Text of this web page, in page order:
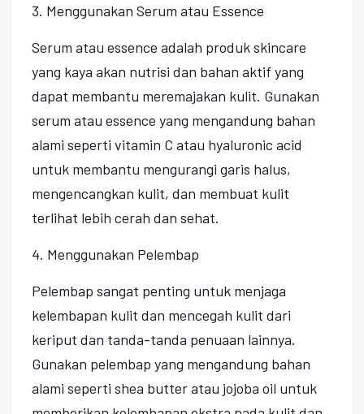
3. Menggunakan Serum atau Essence
Serum atau essence adalah produk skincare
yang kaya akan nutrisi dan bahan aktif yang
dapat membantu meremajakan kulit. Gunakan
serum atau essence yang mengandung bahan
alami seperti vitamin C atau hyaluronic acid
untuk membantu mengurangi garis halus,
mengencangkan kulit, dan membuat kulit
terlihat lebih cerah dan sehat.
4. Menggunakan Pelembap
Pelembap sangat penting untuk menjaga
kelembapan kulit dan mencegah kulit dari
keriput dan tanda-tanda penuaan lainnya.
Gunakan pelembap yang mengandung bahan
alami seperti shea butter atau jojoba oil untuk